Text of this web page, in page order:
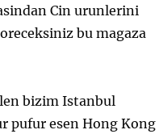
Cin urunlerini
bu magaza
bizim Istanbul
pufur esen Hong Kong